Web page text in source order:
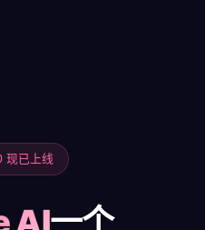
现已上线
AI一个